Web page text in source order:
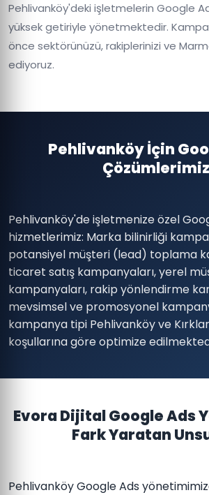
Pehlivanköy'deki işletmelerin Google
yüksek getiriyle yönetmektedir.
önce sektörünüzü, rakiplerinizi ve
ediyoruz.
Pehlivanköy İçin
Çözümlerimiz
Pehlivanköy'de işletmenize özel
hizmetlerimiz: Marka bilinirliği
potansiyel müşteri (lead) toplama
ticaret satış kampanyaları, yerel
kampanyaları, rakip yönlendirme
mevsimsel ve promosyonel
kampanya tipi Pehlivanköy ve
koşullarına göre optimize
Evora Dijital Google Ads
Fark Yaratan
Pehlivanköy Google Ads